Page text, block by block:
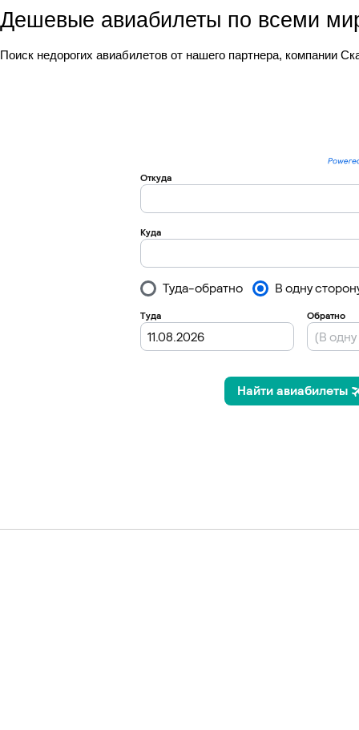
Дешевые авиабилеты по всеми
Поиск недорогих авиабилетов от нашего партнера, компании